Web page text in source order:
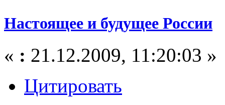
Настоящее и будущее России
« : 21.12.2009, 11:20:03 »
Цитировать